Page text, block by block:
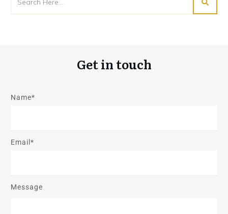
Get in touch
Name*
Email*
Message